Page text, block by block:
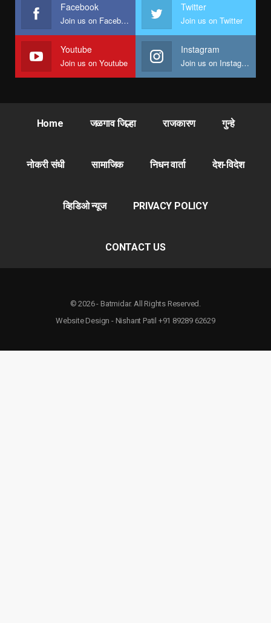
Facebook
Join us on Facebook
Twitter
Join us on Twitter
Youtube
Join us on Youtube
Instagram
Join us on Instagram
Home जळगाव जिल्हा राजकारण गुन्हे
नोकरी संधी सामाजिक निधन वार्ता देश-विदेश
व्हिडिओ न्यूज PRIVACY POLICY
CONTACT US
© 2026 - Batmidar. All Rights Reserved.
Website Design - Nishant Patil +91 89289 62629